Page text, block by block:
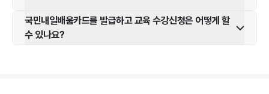
국민내일배움카드를 발급하고 교육 수강신청은 어떻게 할
수 있나요?